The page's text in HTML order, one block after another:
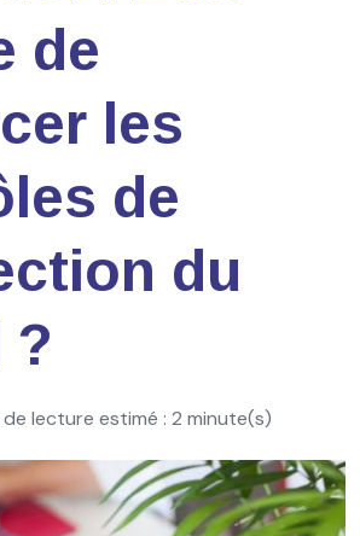
de
les
de
du
?
lecture estimé : 2 minute(s)